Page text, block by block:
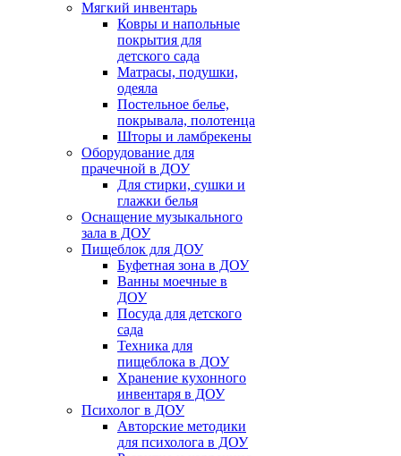
Мягкий инвентарь
Ковры и напольные
покрытия для
детского сада
Матрасы, подушки,
одеяла
Постельное белье,
покрывала, полотенца
Шторы и ламбрекены
Оборудование для
прачечной в ДОУ
Для стирки, сушки и
глажки белья
Оснащение музыкального
зала в ДОУ
Пищеблок для ДОУ
Буфетная зона в ДОУ
Ванны моечные в
ДОУ
Посуда для детского
сада
Техника для
пищеблока в ДОУ
Хранение кухонного
инвентаря в ДОУ
Психолог в ДОУ
Авторские методики
для психолога в ДОУ